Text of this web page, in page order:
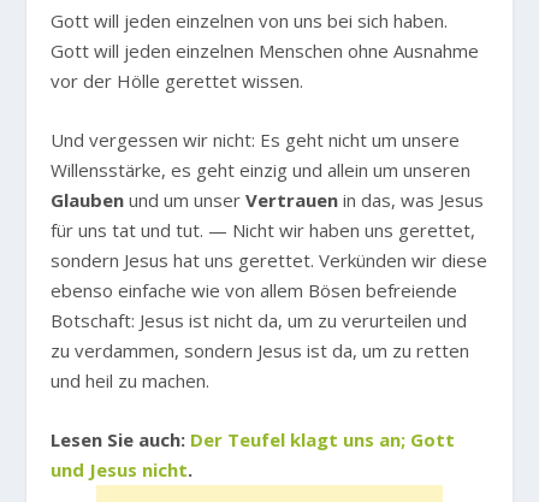
Gott will jeden einzelnen von uns bei sich haben.
Gott will jeden einzelnen Menschen ohne Ausnahme
vor der Hölle gerettet wissen.
Und vergessen wir nicht: Es geht nicht um unsere
Willensstärke, es geht einzig und allein um unseren
Glauben und um unserVertrauen in das, was Jesus
für uns tat und tut. — Nicht wir haben uns gerettet,
sondern Jesus hat uns gerettet. Verkünden wir diese
ebenso einfache wie von allem Bösen befreiende
Botschaft: Jesus ist nicht da, um zu verurteilen und
zu verdammen, sondern Jesus ist da, um zu retten
und heil zu machen.
Lesen Sie auch: Der Teufel klagt uns an; Gott
und Jesus nicht.